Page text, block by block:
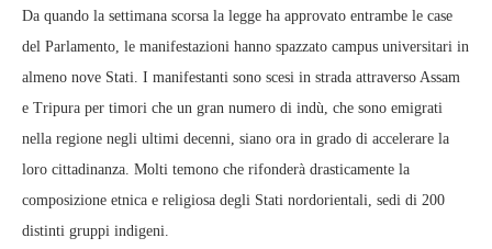
Da quando la settimana scorsa la legge ha approvato entrambe le case
del Parlamento, le manifestazioni hanno spazzato campus universitari in
almeno nove Stati. I manifestanti sono scesi in strada attraverso Assam
e Tripura per timori che un gran numero di indù, che sono emigrati
nella regione negli ultimi decenni, siano ora in grado di accelerare la
loro cittadinanza. Molti temono che rifonderà drasticamente la
composizione etnica e religiosa degli Stati nordorientali, sedi di 200
distinti gruppi indigeni.